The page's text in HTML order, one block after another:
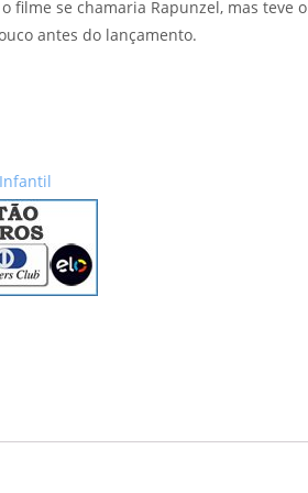
filme se chamaria Rapunzel, mas teve o
antes do lançamento.